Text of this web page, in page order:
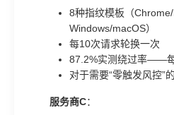
8种指纹模板（
Windows/macOS）
每10次请求轮换一次
87.2%实测绕过率——
对于需要“零触发风控”
服务商C：